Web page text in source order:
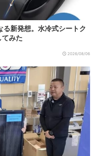
新発想。水冷式シートク
てみた
2026/08/06